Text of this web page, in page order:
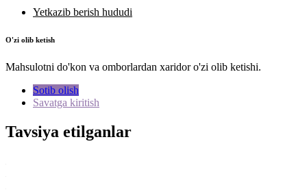
Yetkazib berish hududi
O'zi olib ketish
Mahsulotni do'kon va omborlardan xaridor o'zi olib ketishi.
Sotib olish
Savatga kiritish
Tavsiya etilganlar